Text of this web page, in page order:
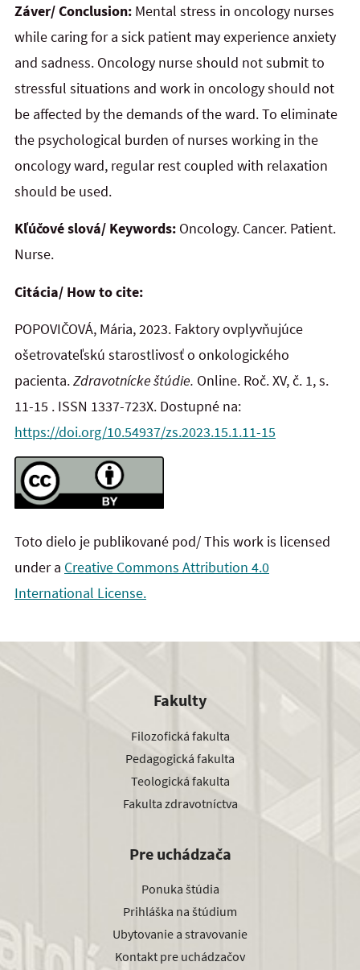
Záver/ Conclusion: Mental stress in oncology nurses
while caring for a sick patient may experience anxiety
and sadness. Oncology nurse should not submit to
stressful situations and work in oncology should not
be affected by the demands of the ward. To eliminate
the psychological burden of nurses working in the
oncology ward, regular rest coupled with relaxation
should be used.
Kľúčové slová/ Keywords: Oncology. Cancer. Patient.
Nurse.
Citácia/ How to cite:
POPOVIČOVÁ, Mária, 2023. Faktory ovplyvňujúce
ošetrovateľskú starostlivosť o onkologického
pacienta.Zdravotnícke štúdie. Online. Roč. XV, č. 1, s.
11-15 . ISSN 1337-723X. Dostupné na:
https://doi.org/10.54937/zs.2023.15.1.11-15
Toto dielo je publikované pod/ This work is licensed
under a Creative Commons Attribution 4.0
International License.
Fakulty
Filozofická fakulta
Pedagogická fakulta
Teologická fakulta
Fakulta zdravotníctva
Pre uchádzača
Ponuka štúdia
Prihláška na štúdium
Ubytovanie a stravovanie
Kontakt pre uchádzačov